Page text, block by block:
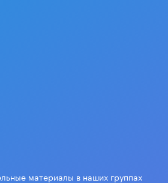
материалы в наших группах